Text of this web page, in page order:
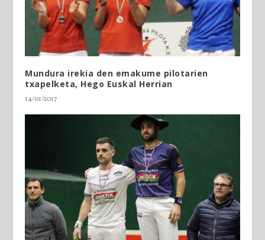
Mundura irekia den emakume pilotarien
txapelketa, Hego Euskal Herrian
14/01/2017